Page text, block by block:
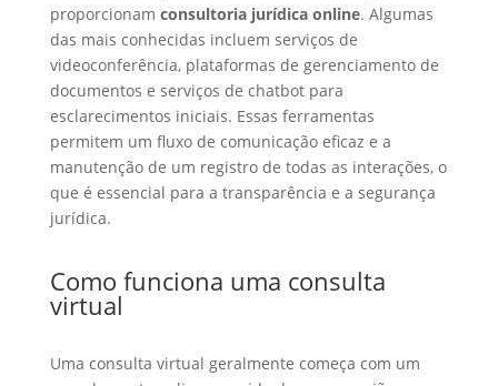
proporcionam consultoria jurídica online. Algumas
das mais conhecidas incluem serviços de
videoconferência, plataformas de gerenciamento de
documentos e serviços de chatbot para
esclarecimentos iniciais. Essas ferramentas
permitem um fluxo de comunicação eficaz e a
manutenção de um registro de todas as interações, o
que é essencial para a transparência e a segurança
jurídica.
Como funciona uma consulta
virtual
Uma consulta virtual geralmente começa com um